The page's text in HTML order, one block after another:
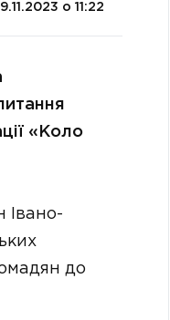
о 11:22
«Коло
Івано-
до